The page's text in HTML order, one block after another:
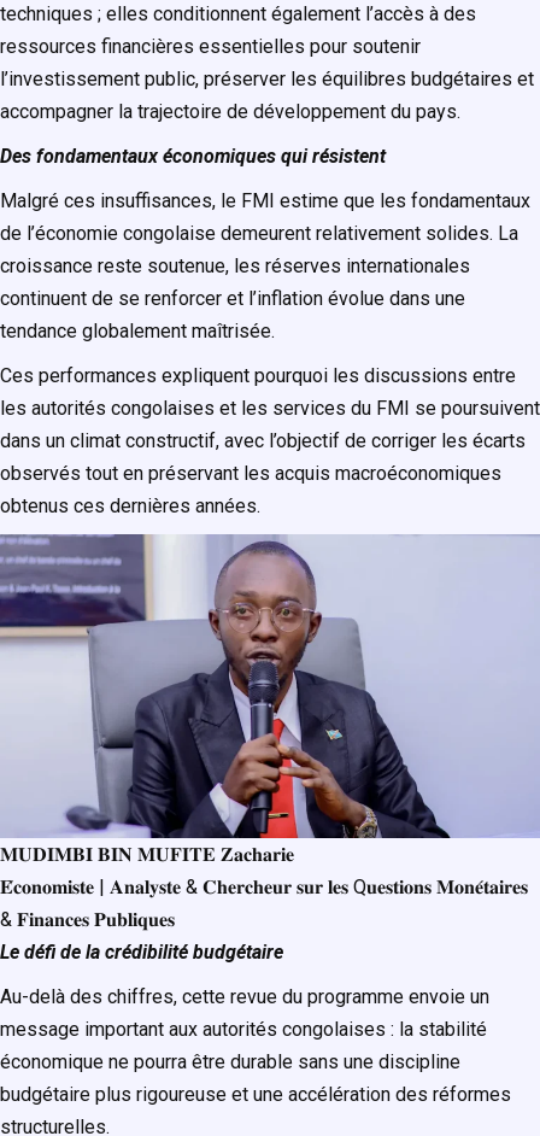
techniques ; elles conditionnent également l’accès à des
ressources financières essentielles pour soutenir
l’investissement public, préserver les équilibres budgétaires et
accompagner la trajectoire de développement du pays.
Des fondamentaux économiques qui résistent
Malgré ces insuffisances, le FMI estime que les fondamentaux
de l’économie congolaise demeurent relativement solides. La
croissance reste soutenue, les réserves internationales
continuent de se renforcer et l’inflation évolue dans une
tendance globalement maîtrisée.
Ces performances expliquent pourquoi les discussions entre
les autorités congolaises et les services du FMI se poursuivent
dans un climat constructif, avec l’objectif de corriger les écarts
observés tout en préservant les acquis macroéconomiques
obtenus ces dernières années.
𝐌𝐔𝐃𝐈𝐌𝐁𝐈 𝐁𝐈𝐍 𝐌𝐔𝐅𝐈𝐓𝐄 𝐙𝐚𝐜𝐡𝐚𝐫𝐢𝐞
𝐄́𝐜𝐨𝐧𝐨𝐦𝐢𝐬𝐭𝐞 | 𝐀𝐧𝐚𝐥𝐲𝐬𝐭𝐞 & 𝐂𝐡𝐞𝐫𝐜𝐡𝐞𝐮𝐫 𝐬𝐮𝐫 𝐥𝐞𝐬 Q𝐮𝐞𝐬𝐭𝐢𝐨𝐧𝐬 𝐌𝐨𝐧𝐞́𝐭𝐚𝐢𝐫𝐞𝐬
& 𝐅𝐢𝐧𝐚𝐧𝐜𝐞𝐬 𝐏𝐮𝐛𝐥𝐢𝐪𝐮𝐞𝐬
Le défi de la crédibilité budgétaire
Au-delà des chiffres, cette revue du programme envoie un
message important aux autorités congolaises : la stabilité
économique ne pourra être durable sans une discipline
budgétaire plus rigoureuse et une accélération des réformes
structurelles.